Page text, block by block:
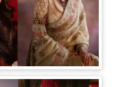
Gen Z को 'गटरछाप'
Ranaut के बदले सुर, दी
में जीने की सीख